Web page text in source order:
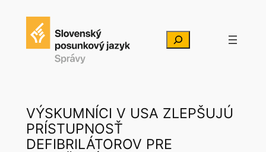
Hľadať
VÝSKUMNÍCI V USA ZLEPŠUJÚ
PRÍSTUPNOSŤ
DEFIBRILÁTOROV PRE